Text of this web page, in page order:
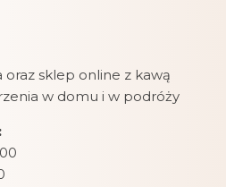
oraz sklep online z kawą
w domu i w podróży